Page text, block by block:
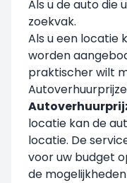
Als u de auto die
zoekvak.
Als u een locatie
worden
praktischer wilt
locatie kan de
locatie. De
voor uw budget
de